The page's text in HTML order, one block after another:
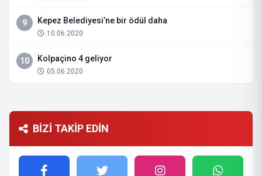
9 Kepez Belediyesi’ne bir ödül daha
10.06.2020
10 Kolpaçino 4 geliyor
05.06.2020
BİZİ TAKİP EDİN